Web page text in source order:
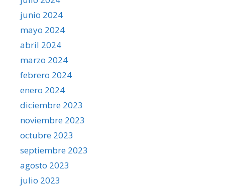
junio 2024
mayo 2024
abril 2024
marzo 2024
febrero 2024
enero 2024
diciembre 2023
noviembre 2023
octubre 2023
septiembre 2023
agosto 2023
julio 2023